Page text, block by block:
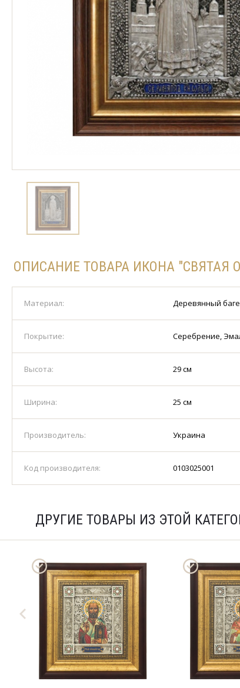
ОПИСАНИЕ ТОВАРА ИКОНА "СВЯТАЯ
Материал: Деревянный
Покрытие: Серебрение,
Высота: 29 см
Ширина: 25 см
Производитель: Украина
Код производителя: 0103025001
ДРУГИЕ ТОВАРЫ ИЗ ЭТОЙ